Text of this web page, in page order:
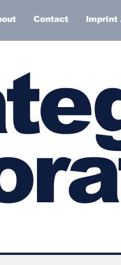
Contact Imprint